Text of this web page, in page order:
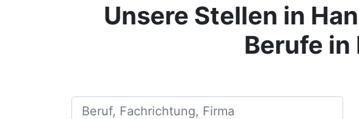
Unsere Stellen in
Berufe
Beruf, Fachrichtung, Firma